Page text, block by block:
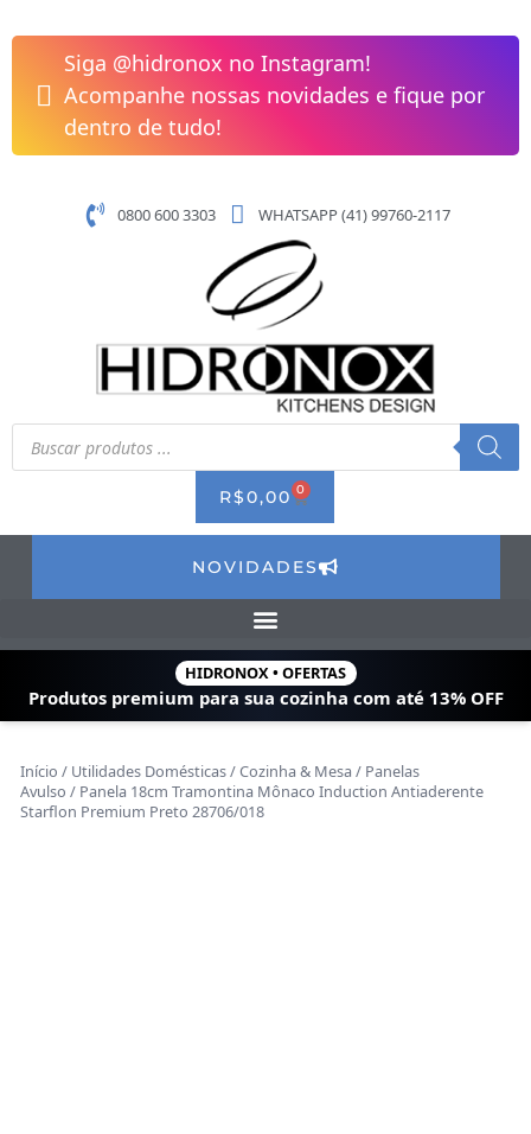
para
conteúdo
Siga @hidronox no Instagram!
Acompanhe nossas novidades e fique por
dentro de tudo!
0800 600 3303 WHATSAPP (41) 99760-2117
Pesquisar
produtos
R$0,00 0 CART
NOVIDADES
HIDRONOX • OFERTAS
Produtos premium para sua cozinha com até 13% OFF
Início / Utilidades Domésticas/Cozinha & Mesa / Panelas
Avulso / Panela 18cm Tramontina Mônaco Induction Antiaderente
Starflon Premium Preto 28706/018
18cm
Tramontina
Mônaco
Induction
Antiaderente
Premium